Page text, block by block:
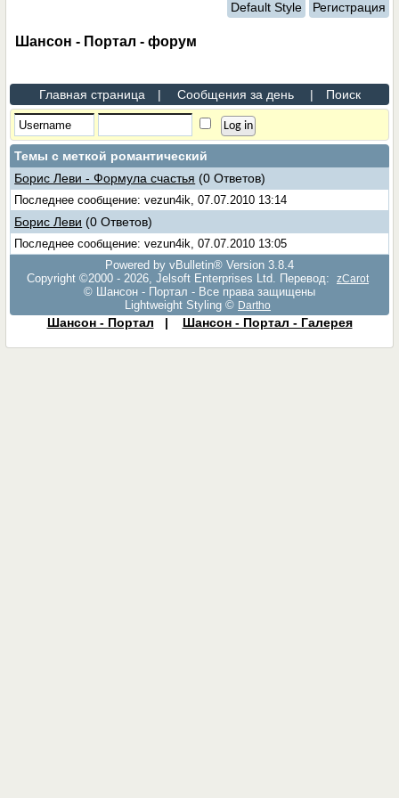
Default Style Регистрация
Шансон - Портал - форум
Главная страница | Сообщения за день | Поиск
Темы с меткой романтический
Борис Леви - Формула счастья (0 Ответов)
Последнее сообщение: vezun4ik, 07.07.2010 13:14
Борис Леви (0 Ответов)
Последнее сообщение: vezun4ik, 07.07.2010 13:05
Powered by vBulletin® Version 3.8.4
Copyright ©2000 - 2026, Jelsoft Enterprises Ltd. Перевод:
zCarot
© Шансон - Портал - Все права защищены
Lightweight Styling © Dartho
Шансон - Портал | Шансон - Портал - Галерея